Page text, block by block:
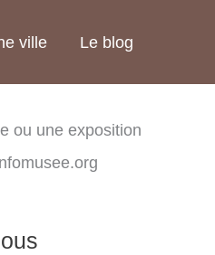
ville Le blog
ou une exposition